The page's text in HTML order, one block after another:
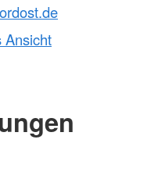
Ansicht